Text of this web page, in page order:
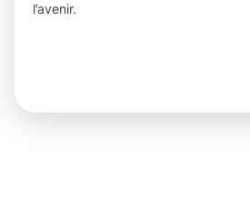
l’avenir.